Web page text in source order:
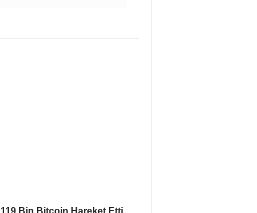
119 Bin Bitcoin Hareket Etti